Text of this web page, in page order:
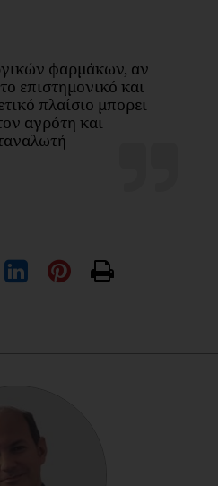
φαρμάκων, αν
επιστημονικό και
πλαίσιο μπορει
αγρότη και
bioaccumulation and
organisms. Rev. Envir.